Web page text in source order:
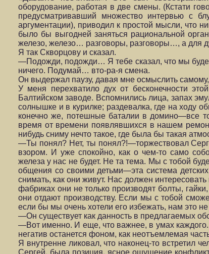
оборудование, работая в две смены. (Кстати
предусматривавший множество интервью с
аргументации), приводил к простой мысли, что
было бы выгодней заняться рациональной
железо, железо… разговоры, разговоры…, а для
Я так Скворцову и сказал.
—Подожди, подожди… Я тебе сказал, что мы
ничего. Подумай… вто-ра-я смена.
Он выдержал паузу, давая мне осмыслить самому,
У меня перехватило дух от бесконечности
Балтийском заводе. Вспомнились лица, запах
солнышке и в курилке; раздевалка, где на ходу
конечно же, потешные баталии в домино—все
время от времени появлявшихся в нашем
нибудь сниму нечто такое, где была бы такая
—Ты понял? Нет, ты понял?!—торжествовал
взором. И уже спокойно, как о чем-то само
железа у нас не будет. Не та тема. Мы с тобой
общения со своими детьми—эта система
снимать, как они живут. Нас должен
фабриках они не только производят болты,
они отдают производству. Если мы с тобой
если бы мы очень хотели его избежать, нам это не
—Он существует как данность в предлагаемых
—Вот именно. И еще, что важнее, в умах
негатив останется фоном, как неотъемлемая
Я внутренне ликовал, что наконец-то встретил
Сергей, была позиция, ясное ощущение